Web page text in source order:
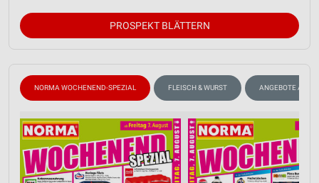
PROSPEKT BLÄTTERN
NORMA WOCHENEND-SPEZIAL FLEISCH & WURST ANGEBOTE AB